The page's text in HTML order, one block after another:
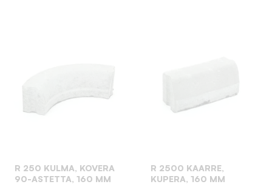
R 250 KULMA, KOVERA
90-ASTETTA, 160 MM
R 2500 KAARRE,
KUPERA, 160 MM